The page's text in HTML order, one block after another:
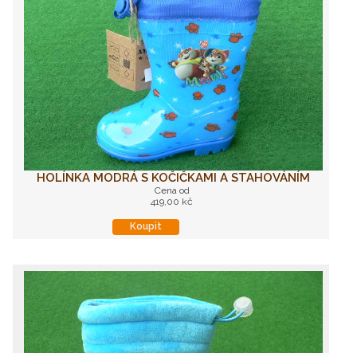
HOLÍNKA MODRÁ S KOČIČKAMI A STAHOVÁNÍM
Cena od
419,00 kč
Koupit